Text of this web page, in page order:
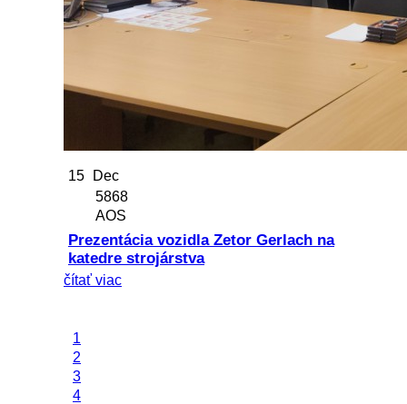
15
Dec
5868
AOS
Prezentácia vozidla Zetor Gerlach na
katedre strojárstva
čítať viac
1
2
3
4